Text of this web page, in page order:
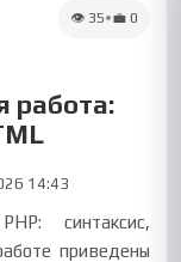
👁 35•💼 0
работа:
14:43
синтаксис,
приведены